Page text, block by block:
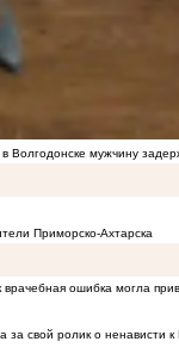
Волгодонске мужчину
Приморско-Ахтарска
ошибка могла
за свой ролик о ненависти